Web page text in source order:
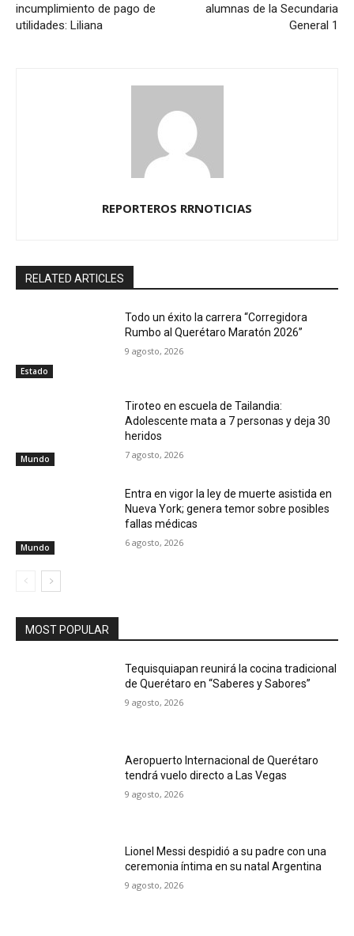
incumplimiento de pago de
utilidades: Liliana
alumnas de la Secundaria
General 1
REPORTEROS RRNOTICIAS
RELATED ARTICLES
Estado
Todo un éxito la carrera “Corregidora
Rumbo al Querétaro Maratón 2026”
9 agosto, 2026
Mundo
Tiroteo en escuela de Tailandia:
Adolescente mata a 7 personas y deja 30
heridos
7 agosto, 2026
Mundo
Entra en vigor la ley de muerte asistida en
Nueva York; genera temor sobre posibles
fallas médicas
6 agosto, 2026
MOST POPULAR
Tequisquiapan reunirá la cocina tradicional
de Querétaro en “Saberes y Sabores”
9 agosto, 2026
Aeropuerto Internacional de Querétaro
tendrá vuelo directo a Las Vegas
9 agosto, 2026
Lionel Messi despidió a su padre con una
ceremonia íntima en su natal Argentina
9 agosto, 2026